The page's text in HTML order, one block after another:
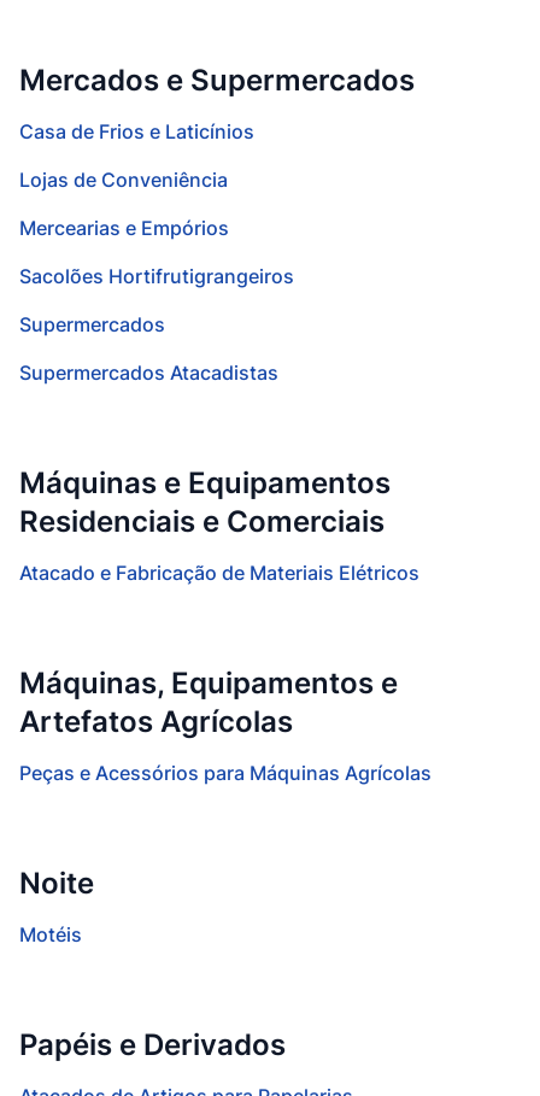
Mercados e Supermercados
Casa de Frios e Laticínios
Lojas de Conveniência
Mercearias e Empórios
Sacolões Hortifrutigrangeiros
Supermercados
Supermercados Atacadistas
Máquinas e Equipamentos
Residenciais e Comerciais
Atacado e Fabricação de Materiais Elétricos
Máquinas, Equipamentos e
Artefatos Agrícolas
Peças e Acessórios para Máquinas Agrícolas
Noite
Motéis
Papéis e Derivados